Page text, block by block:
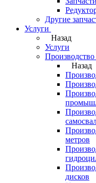
Другие
Услуги
Назад
Услуги
Производство
Назад
метров
дисков